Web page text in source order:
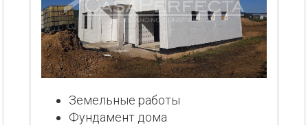
Земельные работы
Фундамент дома